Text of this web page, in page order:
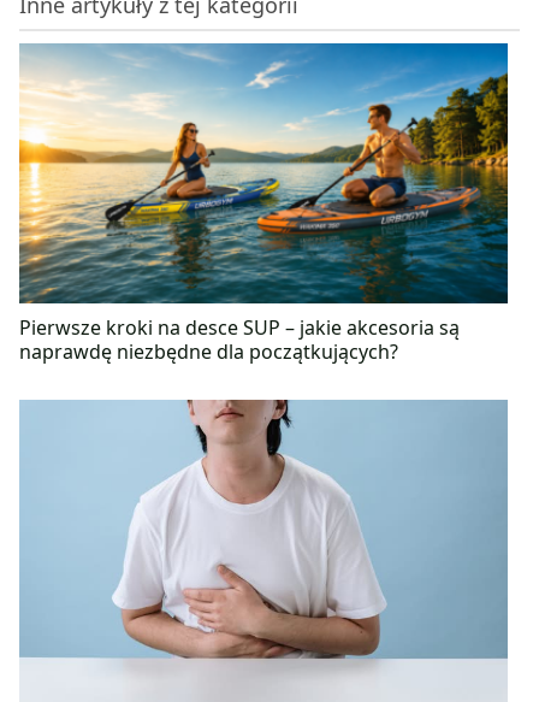
znaleźć dla każdego rodzaju fast foodu czy
słodyczy, wystarczy tylko chcieć! Podczas stażu
zawodowego pogłębiła swoje doświadczenie pisząc
artykuły, biorąc udział w nagrywaniu audycji
radiowych oraz tworząc liczne projekty związane ze
zdrowym żywieniem.
Pierwsze kroki na desce SUP – jakie akcesoria są
naprawdę niezbędne dla początkujących?